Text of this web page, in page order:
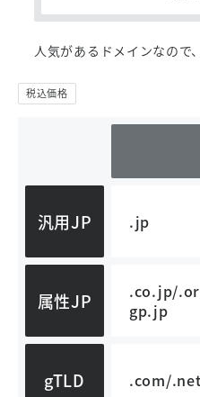
人気があるドメインなので
汎用JP .jp
属性JP
.co.jp/
gp.jp
gTLD .com/